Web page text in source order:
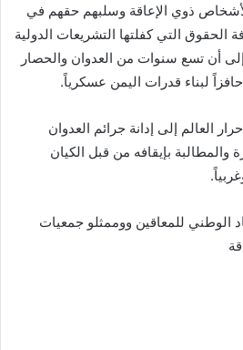
ذوي الإعاقة وسلبهم حقهم في
الحقوق التي كفلتها التشريعات الدولية
إلى أن تسع سنوات من العدوان والحصار
لبناء قدرات اليمن عسكرياً.
العالم إلى إدانة جرائم العدوان
بإيقافه من قبل الكيان
الوطني للمعاقين ووممثلو جمعيات